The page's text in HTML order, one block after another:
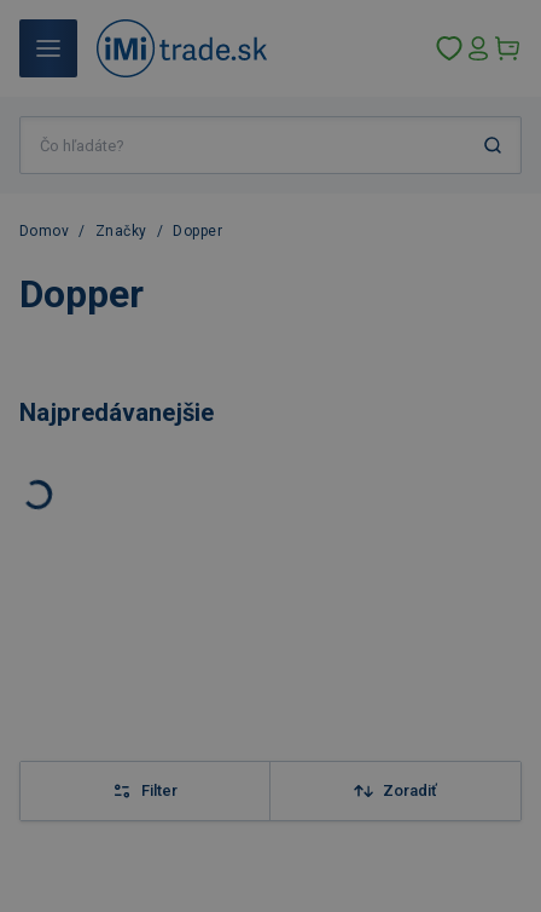
Domov / Značky / Dopper
Dopper
Najpredávanejšie
Filter Zoradiť